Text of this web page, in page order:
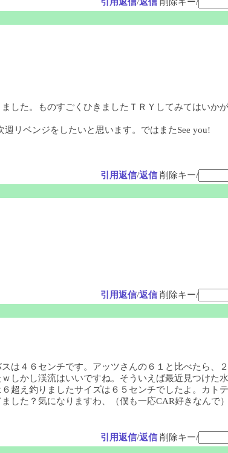
した。ものすごくひきましたＴＲＹしてみてはいか
リベンジをしたいと思います。ではまたSee you!
引用返信/返信 削除キー/
引用返信/返信 削除キー/
は４６センチです。アッツさんの６１と比べたら、
しかし渓流はいいですね。そういえば最近見つけた
超え釣りましたサイズは６５センチでしたよ。カト
した？気になりますわ、（僕も一応CAR好きなんで）
引用返信/返信 削除キー/